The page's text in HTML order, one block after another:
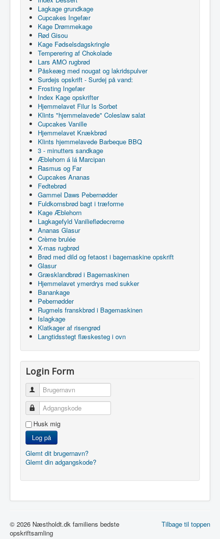
Lagkage grundkage
Cupcakes Ingefær
Kage Drømmekage
Rød Gisou
Kage Fødselsdagskringle
Temperering af Chokolade
Lars AMO rugbrød
Påskeæg med nougat og lakridspulver
Surdejs opskrift - Surdej på vand:
Frosting Ingefær
Index Kage opskrifter
Hjemmelavet Filur Is Sorbet
Klints "hjemmelavede" Coleslaw salat
Cupcakes Vanille
Hjemmelavet Knækbrød
Klints hjemmelavede Barbeque BBQ
3 - minutters sandkage
Æblehorn á lá Marcipan
Rasmus og Far
Cupcakes Ananas
Fedtebrød
Gammel Daws Pebernødder
Fuldkornsbrød bagt i træforme
Kage Æblehorn
Lagkagefyld Vanilieflødecreme
Ananas Glasur
Crème brulée
X-mas rugbrød
Brød med dild og fetaost i bagemaskine opskrift
Glasur
Græsklandbrød i Bagemaskinen
Hjemmelavet ymerdrys med sukker
Banankage
Pebernødder
Rugmels franskbrød i Bagemaskinen
Islagkage
Klatkager af risengrød
Langtidsstegt flæskesteg i ovn
Login Form
Brugernavn
Adgangskode
Husk mig
Log på
Glemt dit brugernavn?
Glemt din adgangskode?
Tilbage til toppen
© 2026 Næstholdt.dk familiens bedste
opskriftsamling